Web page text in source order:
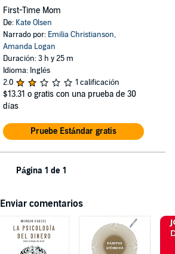
First-Time Mom
De: Kate Olsen
Narrado por: Emilia Christianson,
Amanda Logan
Duración: 3 h y 25 m
Idioma: Inglés
2.0
1 calificación
$13.31 o gratis con una prueba de 30
días
Pruebe Estándar gratis
Página 1 de 1
Enviar comentarios